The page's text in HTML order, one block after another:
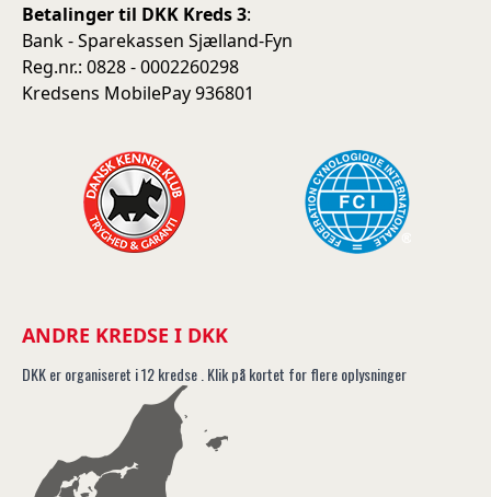
Betalinger til DKK Kreds 3:
Bank - Sparekassen Sjælland-Fyn
Reg.nr.: 0828 - 0002260298
Kredsens MobilePay 936801
ANDRE KREDSE I DKK
DKK er organiseret i 12 kredse . Klik på kortet for flere oplysninger